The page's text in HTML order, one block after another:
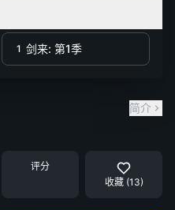
1 剑来: 第1季
简介
评分
收藏 (13)